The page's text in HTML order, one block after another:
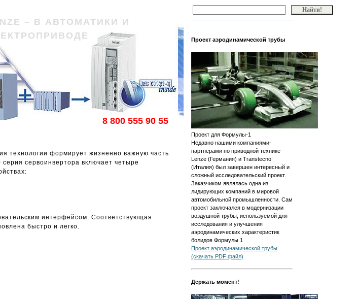
Проект аэродинамической трубы
Проект для Формулы-1
Недавно нашими компаниями-
партнерами по приводной технике
Lenze (Германия) и Transtecno
(Италия) был завершен интересный и
сложный исследовательский проект.
Заказчиком являлась одна из
лидирующих компаний в мировой
автомобильной промышленности. Сам
проект заключался в модернизации
воздушной трубы, используемой для
исследования и улучшения
аэродинамических характеристик
болидов Формулы 1
Проект аэродинамической трубы
(скачать PDF файл)
Держать момент!
– В АВТОМАТИКИ И
8 800 555 90 55
технологии формирует жизненно важную часть
сервоинвертора включает четыре
интерфейсом. Соответствующая
быстро и легко.